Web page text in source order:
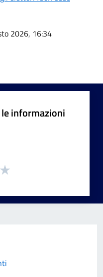
2026, 16:34
informazioni